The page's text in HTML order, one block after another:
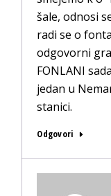
šale, odnosi
radi se o
odgovorni
FONLANI
jedan u
stanici.
Odgovori